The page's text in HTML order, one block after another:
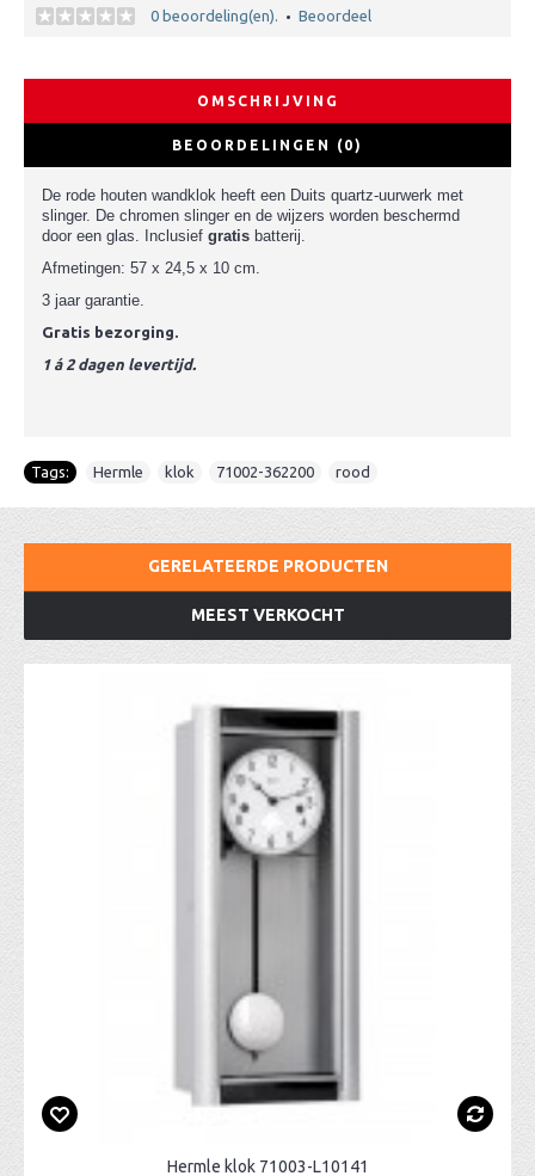
0 beoordeling(en). • Beoordeel
OMSCHRIJVING
BEOORDELINGEN (0)
De rode houten wandklok heeft een Duits quartz-uurwerk met
slinger. De chromen slinger en de wijzers worden beschermd
door een glas. Inclusief gratis batterij.
Afmetingen: 57 x 24,5 x 10 cm.
3 jaar garantie.
Gratis bezorging.
1 á 2 dagen levertijd.
Tags: Hermle klok 71002-362200 rood
GERELATEERDE PRODUCTEN
MEEST VERKOCHT
Hermle klok 71003-L10141